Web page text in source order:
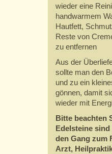
wieder eine
handwarmem
Hautfett,
Reste von
zu entfernen
Aus der
sollte man den
und zu ein
gönnen, damit
wieder mit
Bitte beachten
Edelsteine
den Gang zum
Arzt,